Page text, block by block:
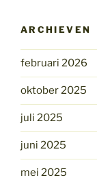
ARCHIEVEN
februari 2026
oktober 2025
juli 2025
juni 2025
mei 2025